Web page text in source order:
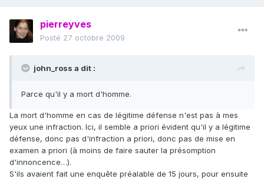
pierreyves
Posté 27 octobre 2009
john_ross a dit :
Parce qu'il y a mort d'homme.
La mort d'homme en cas de légitime défense n'est pas à mes
yeux une infraction. Ici, il semble a priori évident qu'il y a légitime
défense, donc pas d'infraction a priori, donc pas de mise en
examen a priori (à moins de faire sauter la présomption
d'innoncence…).
S'ils avaient fait une enquête préalable de 15 jours, pour ensuite